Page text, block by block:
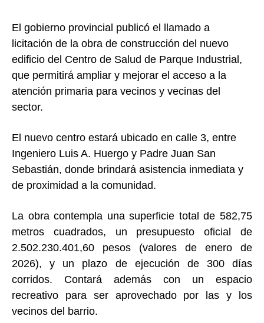
El gobierno provincial publicó el llamado a
licitación de la obra de construcción del nuevo
edificio del Centro de Salud de Parque Industrial,
que permitirá ampliar y mejorar el acceso a la
atención primaria para vecinos y vecinas del
sector.
El nuevo centro estará ubicado en calle 3, entre
Ingeniero Luis A. Huergo y Padre Juan San
Sebastián, donde brindará asistencia inmediata y
de proximidad a la comunidad.
La obra contempla una superficie total de 582,75
metros cuadrados, un presupuesto oficial de
2.502.230.401,60 pesos (valores de enero de
2026), y un plazo de ejecución de 300 días
corridos. Contará además con un espacio
recreativo para ser aprovechado por las y los
vecinos del barrio.